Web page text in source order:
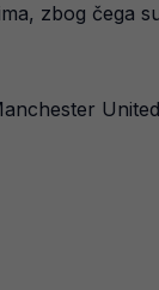
zbog čega